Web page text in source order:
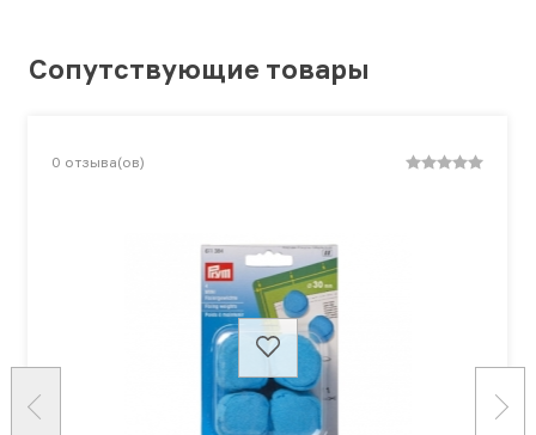
Сопутствующие товары
0 отзыва(ов)